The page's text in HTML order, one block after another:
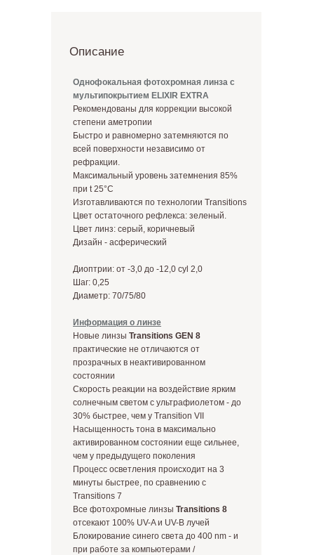
Однофокальная фотохромная линза с
мультипокрытием ELIXIR EXTRA
Рекомендованы для коррекции высокой
степени аметропии
Быстро и равномерно затемняются по
всей поверхности независимо от
рефракции.
Максимальный уровень затемнения 85%
при t 25°С
Изготавливаются по технологии Transitions
Цвет остаточного рефлекса: зеленый.
Цвет линз: серый, коричневый
Дизайн - аcферический
Диоптрии: от -3,0 до -12,0 cyl 2,0
Шаг: 0,25
Диаметр: 70/75/80
Информация о линзе
Новые линзы Transitions GEN 8
практические не отличаются от
прозрачных в неактивированном
состоянии
Скорость реакции на воздействие ярким
солнечным светом с ультрафиолетом - до
30% быстрее, чем у Transition VII
Насыщенность тона в максимально
активированном состоянии еще сильнее,
чем у предыдущего поколения
Процесс осветления происходит на 3
минуты быстрее, по сравнению с
Transitions 7
Все фотохромные линзы Transitions 8
отсекают 100% UV-A и UV-B лучей
Блокирование синего света до 400 nm - и
при работе за компьютерами /
Описание